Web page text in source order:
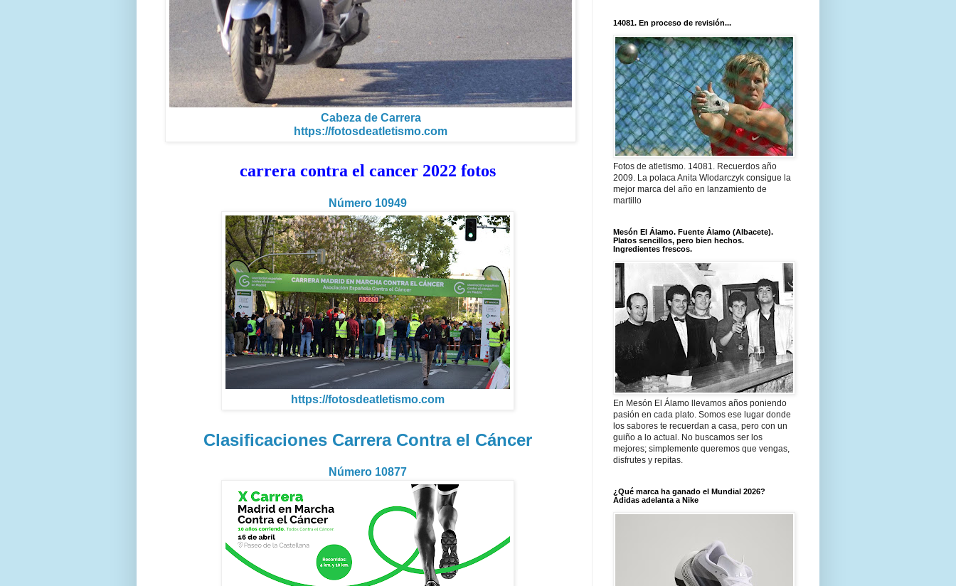
Cabeza de Carrera
https://fotosdeatletismo.com
carrera contra el cancer 2022 fotos
Número 10949
https://fotosdeatletismo.com
Clasificaciones Carrera Contra el Cáncer
Número 10877
14081. En proceso de revisión...
Fotos de atletismo. 14081. Recuerdos año
2009. La polaca Anita Wlodarczyk consigue la
mejor marca del año en lanzamiento de
martillo
Mesón El Álamo. Fuente Álamo (Albacete).
Platos sencillos, pero bien hechos.
Ingredientes frescos.
En Mesón El Álamo llevamos años poniendo
pasión en cada plato. Somos ese lugar donde
los sabores te recuerdan a casa, pero con un
guiño a lo actual. No buscamos ser los
mejores; simplemente queremos que vengas,
disfrutes y repitas.
¿Qué marca ha ganado el Mundial 2026?
Adidas adelanta a Nike